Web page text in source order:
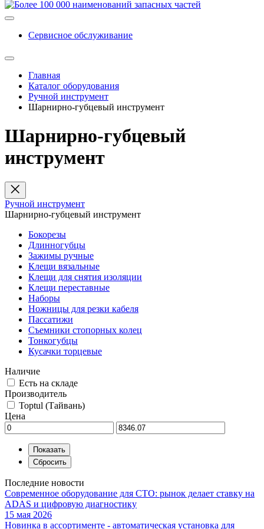
Сервисное обслуживание
Главная
Каталог оборудования
Ручной инструмент
Шарнирно-губцевый инструмент
Шарнирно-губцевый
инструмент
Ручной инструмент
Шарнирно-губцевый инструмент
Бокорезы
Длинногубцы
Зажимы ручные
Клещи вязальные
Клещи для снятия изоляции
Клещи переставные
Наборы
Ножницы для резки кабеля
Пассатижи
Съемники стопорных колец
Тонкогубцы
Кусачки торцевые
Наличие
Есть на складе
Производитель
Toptul (Тайвань)
Цена
Последние новости
Современное оборудование для СТО: рынок делает ставку на
ADAS и цифровую диагностику
15 мая 2026
Новинка в ассортименте - автоматическая установка для